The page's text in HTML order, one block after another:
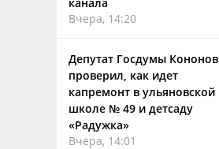
Вчера, 14:20
Депутат Госдумы Кононов
проверил, как идет
капремонт в ульяновской
школе № 49 и детсаду
«Радужка»
Вчера, 14:01